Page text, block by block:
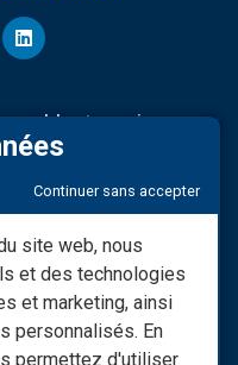
L'entreprise
Qui Sommes-nous
Infos LIVRAISON
Besoin d'informations ?
Continuer sans accepter
site web, nous
et des technologies
et marketing, ainsi
personnalisés. En
permettez d'utiliser